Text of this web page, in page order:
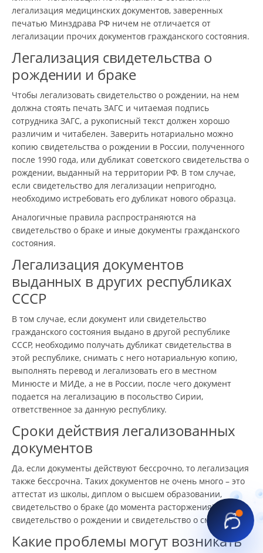
легализация медицинских документов, заверенных
печатью Минздрава РФ ничем не отличается от
легализации прочих документов гражданского состояния.
Легализация свидетельства о
рождении и браке
Чтобы легализовать свидетельство о рождении, на нем
должна стоять печать ЗАГС и читаемая подпись
сотрудника ЗАГС, а рукописный текст должен хорошо
различим и читабелен. Заверить нотариально можно
копию свидетельства о рождении в России, полученного
после 1990 года, или дубликат советского свидетельства о
рождении, выданный на территории РФ. В том случае,
если свидетельство для легализации непригодно,
необходимо истребовать его дубликат нового образца.
Аналогичные правила распространяются на
свидетельство о браке и иные документы гражданского
состояния.
Легализация документов
выданных в других республиках
СССР
В том случае, если документ или свидетельство
гражданского состояния выдано в другой республике
СССР, необходимо получать дубликат свидетельства в
этой республике, снимать с него нотариальную копию,
выполнять перевод и легализовать его в местном
Минюсте и МИДе, а не в России, после чего документ
подается на легализацию в посольство Сирии,
ответственное за данную республику.
Сроки действия легализованных
документов
Да, если документы действуют бессрочно, то легализация
также бессрочна. Таких документов не очень много – это
аттестат из школы, диплом о высшем образовании,
свидетельство о браке (до момента расторжения),
свидетельство о рождении и свидетельство о смерти.
Какие проблемы могут возникать